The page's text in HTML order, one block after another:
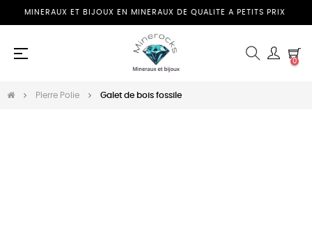
MINERAUX ET BIJOUX EN MINERAUX DE QUALITE A PETITS PRIX
Basculer
☰
0
PIerre Polie Galet de bois fossile